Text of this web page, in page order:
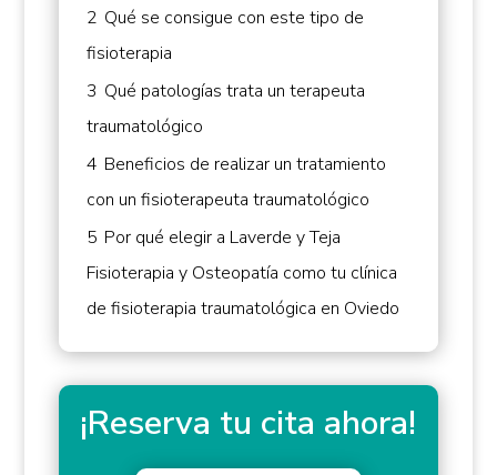
2 Qué se consigue con este tipo de
fisioterapia
3 Qué patologías trata un terapeuta
traumatológico
4 Beneficios de realizar un tratamiento
con un fisioterapeuta traumatológico
5 Por qué elegir a Laverde y Teja
Fisioterapia y Osteopatía como tu clínica
de fisioterapia traumatológica en Oviedo
¡Reserva tu cita ahora!